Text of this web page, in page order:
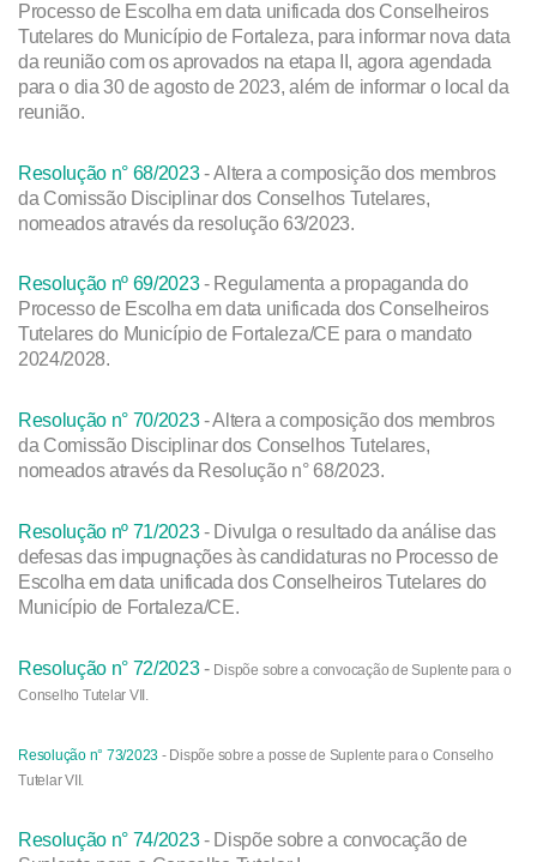
Processo de Escolha em data unificada dos Conselheiros
Tutelares do Município de Fortaleza, para informar nova data
da reunião com os aprovados na etapa II, agora agendada
para o dia 30 de agosto de 2023, além de informar o local da
reunião.
Resolução n° 68/2023- Altera a composição dos membros
da Comissão Disciplinar dos Conselhos Tutelares,
nomeados através da resolução 63/2023.
Resolução nº 69/2023- Regulamenta a propaganda do
Processo de Escolha em data unificada dos Conselheiros
Tutelares do Município de Fortaleza/CE para o mandato
2024/2028.
Resolução n° 70/2023- Altera a composição dos membros
da Comissão Disciplinar dos Conselhos Tutelares,
nomeados através da Resolução n° 68/2023.
Resolução nº 71/2023- Divulga o resultado da análise das
defesas das impugnações às candidaturas no Processo de
Escolha em data unificada dos Conselheiros Tutelares do
Município de Fortaleza/CE.
Resolução n° 72/2023- Dispõe sobre a convocação de Suplente para o
Conselho Tutelar VII.
Resolução n° 73/2023 - Dispõe sobre a posse de Suplente para o Conselho
Tutelar VII.
Resolução n° 74/2023- Dispõe sobre a convocação de